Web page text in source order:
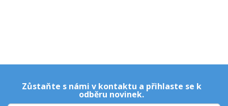
Zůstaňte s námi v kontaktu a přihlaste se k
odběru novinek.